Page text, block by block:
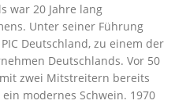
war 20 Jahre lang
Unter seiner Führung
Deutschland, zu einem der
Deutschlands. Vor 50
zwei Mitstreitern bereits
modernes Schwein. 1970